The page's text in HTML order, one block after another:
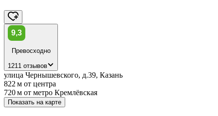
9,3
Превосходно
1211 отзывов
улица Чернышевского, д.39, Казань
822 м от центра
720 м от метро Кремлёвская
Показать на карте